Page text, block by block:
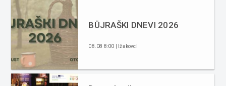
BÜJRAŠKI DNEVI 2026
08.08 8:00 | Ižakovci